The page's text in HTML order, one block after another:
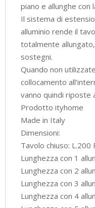
piano e allunghe con
Il sistema di
alluminio rende il
totalmente
sostegni.
Quando non
collocamento
vanno quindi riposte
Prodotto ityhome
Made in Italy
Dimensioni:
Tavolo chiuso: L.200
Lunghezza con 1
Lunghezza con 2
Lunghezza con 3
Lunghezza con 4